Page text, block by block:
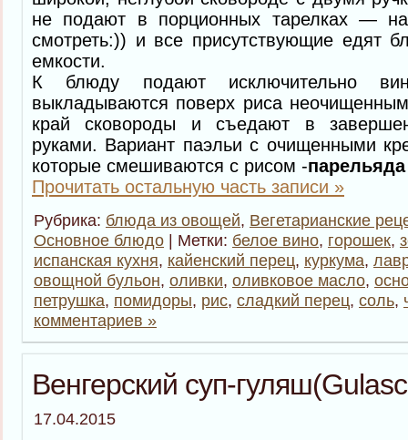
не подают в порционных тарелках —
смотреть:)) и все присутствующие едят
емкости.
К блюду подают исключительно
выкладываются поверх риса
край сковороды и съедают в
руками. Вариант паэльи с очищенными
которые смешиваются с рисом -парельяда
Прочитать остальную часть записи »
Рубрика: блюда из овощей, Вегетарианские
Основное блюдо | Метки: белое вино, горошек,
испанская кухня, кайенский перец, куркума,
овощной бульон, оливки, оливковое масло,
петрушка, помидоры, рис, сладкий перец, соль,
комментариев »
Венгерский суп-
17.04.2015